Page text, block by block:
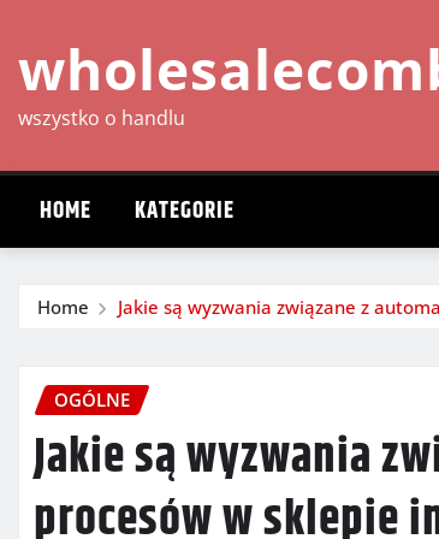
content
wszystko o handlu
HOME KATEGORIE
Home Jakie są wyzwania związane z
OGÓLNE
Jakie są wyzwania
procesów w sklepie